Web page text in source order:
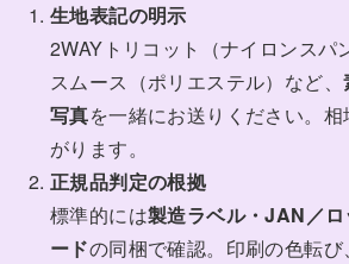
生地表記の明示
2WAYトリコット（ナイロンスパ
スムース（ポリエステル）など、
写真を一緒にお送りください。
がります。
正規品判定の根拠
標準的には製造ラベル・JAN／
ードの同梱で確認。印刷の色転